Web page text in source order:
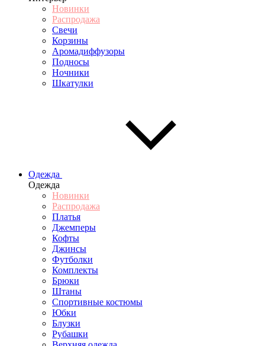
Новинки
Распродажа
Свечи
Корзины
Аромадиффузоры
Подносы
Ночники
Шкатулки
Одежда
Одежда
Новинки
Распродажа
Платья
Джемперы
Кофты
Джинсы
Футболки
Комплекты
Брюки
Штаны
Спортивные костюмы
Юбки
Блузки
Рубашки